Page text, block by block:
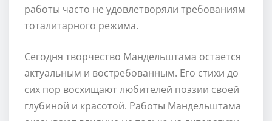
работы часто не удовлетворяли требованиям
тоталитарного режима.
Сегодня творчество Мандельштама остается
актуальным и востребованным. Его стихи до
сих пор восхищают любителей поэзии своей
глубиной и красотой. Работы Мандельштама